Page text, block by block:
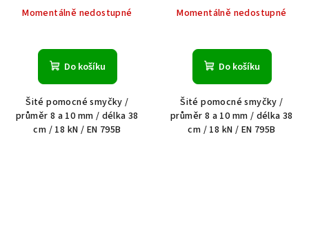
Momentálně nedostupné
Do košíku
Šité pomocné smyčky /
průměr 8 a 10 mm / délka 38
cm / 18 kN / EN 795B
Momentálně nedostupné
Do košíku
Šité pomocné smyčky /
průměr 8 a 10 mm / délka 38
cm / 18 kN / EN 795B